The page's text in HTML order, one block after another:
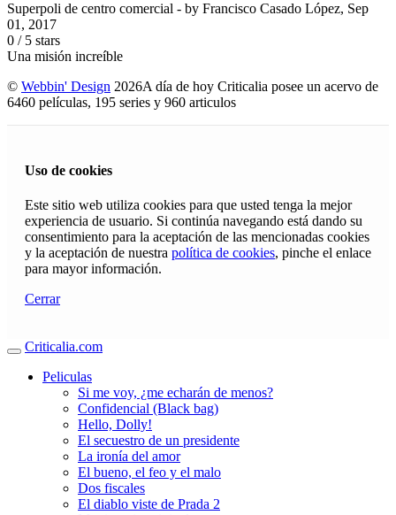
Superpoli de centro comercial - by Francisco Casado López, Sep
01, 2017
0 / 5 stars
Una misión increíble
© Webbin' Design 2026A día de hoy Criticalia posee un acervo de
6460 películas, 195 series y 960 articulos
Uso de cookies
Este sitio web utiliza cookies para que usted tenga la mejor
experiencia de usuario. Si continúa navegando está dando su
consentimiento para la aceptación de las mencionadas cookies
y la aceptación de nuestra política de cookies, pinche el enlace
para mayor información.
Cerrar
Criticalia.com
Peliculas
Si me voy, ¿me echarán de menos?
Confidencial (Black bag)
Hello, Dolly!
El secuestro de un presidente
La ironía del amor
El bueno, el feo y el malo
Dos fiscales
El diablo viste de Prada 2